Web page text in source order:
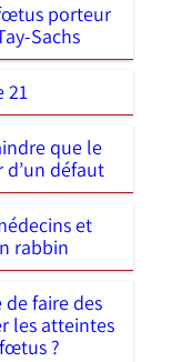
porteur
Sachs
21
que le
défaut
et
rabbin
faire des
les atteintes
?